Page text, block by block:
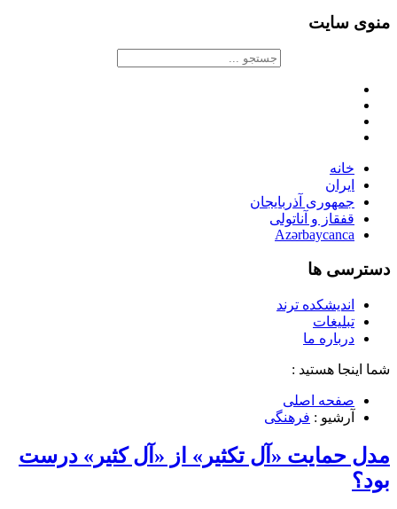
منوی سایت
خانه
ایران
جمهوری آذربایجان
قفقاز و آناتولی
Azərbaycanca
دسترسی ها
اندیشکده ترند
تبلیغات
درباره ما
شما اینجا هستید :
صفحه اصلی
آرشیو : فرهنگی
مدل حمایت «آل تکثیر» از «آل کثیر» درست
بود؟